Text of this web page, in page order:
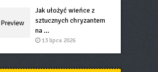
Jak ułożyć wieńce z
sztucznych chryzantem
na …
13 lipca 2026